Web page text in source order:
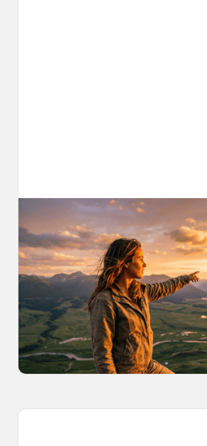
AI World Building for
A More Consistent
Content
Learn why building
one-off video generation
and how to create such 3D
OpenArt Worlds.
March 26, 2026